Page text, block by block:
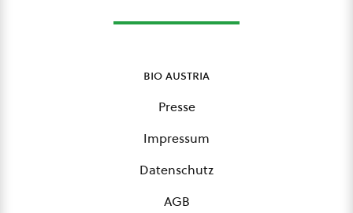
bio austria
Presse
Impressum
Datenschutz
AGB